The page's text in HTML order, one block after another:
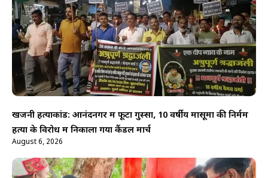
खजनी हत्याकांड: आनंदनगर में फूटा गुस्सा, 10 वर्षीय मासूमों की निर्मम
हत्या के विरोध में निकाला गया कैंडल मार्च
August 6, 2026